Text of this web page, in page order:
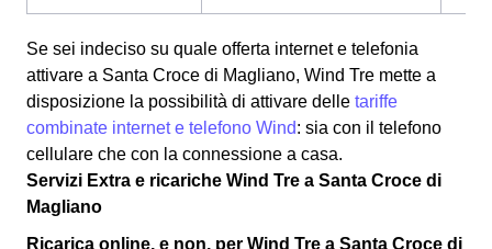
Se sei indeciso su quale offerta internet e telefonia
attivare a Santa Croce di Magliano, Wind Tre mette a
disposizione la possibilità di attivare delle tariffe
combinate internet e telefono Wind: sia con il telefono
cellulare che con la connessione a casa.
Servizi Extra e ricariche Wind Tre a Santa Croce di
Magliano
Ricarica online, e non, per Wind Tre a Santa Croce di